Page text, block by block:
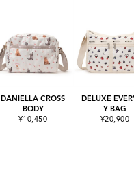
DANIELLA CROSS
BODY
¥10,450
DELUXE
Y BAG
¥20,900